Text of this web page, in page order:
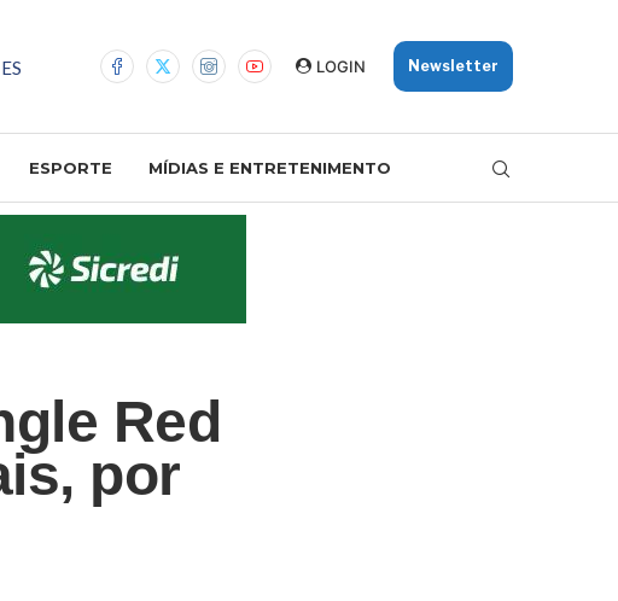
ES LOGIN Newsletter
ESPORTE MÍDIAS E ENTRETENIMENTO
Red
por